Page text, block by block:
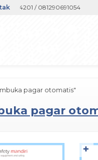
/ 081290691054
pagar otomatis"
pagar
✚